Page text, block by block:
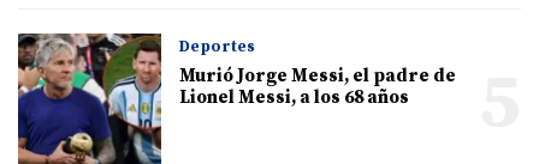
Deportes
Murió Jorge Messi, el padre de
Lionel Messi, a los 68 años